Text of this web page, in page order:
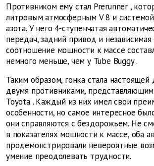
Противником ему стал Prerunner ,
литровым атмосферным V 8 и
азота. У него 4-ступенчатая
передач, задний привод и независимая
соотношение мощности к массе
немного меньше, чем у Tube Buggy .
Таким образом, гонка стала
двумя противниками,
Toyota . Каждый из них имел свои
особенности, но самое интересное
они справляются с бездорожьем. Не
в показателях мощности к массе, оба
продемонстрировали невероятные
умение преодолевать трудности.